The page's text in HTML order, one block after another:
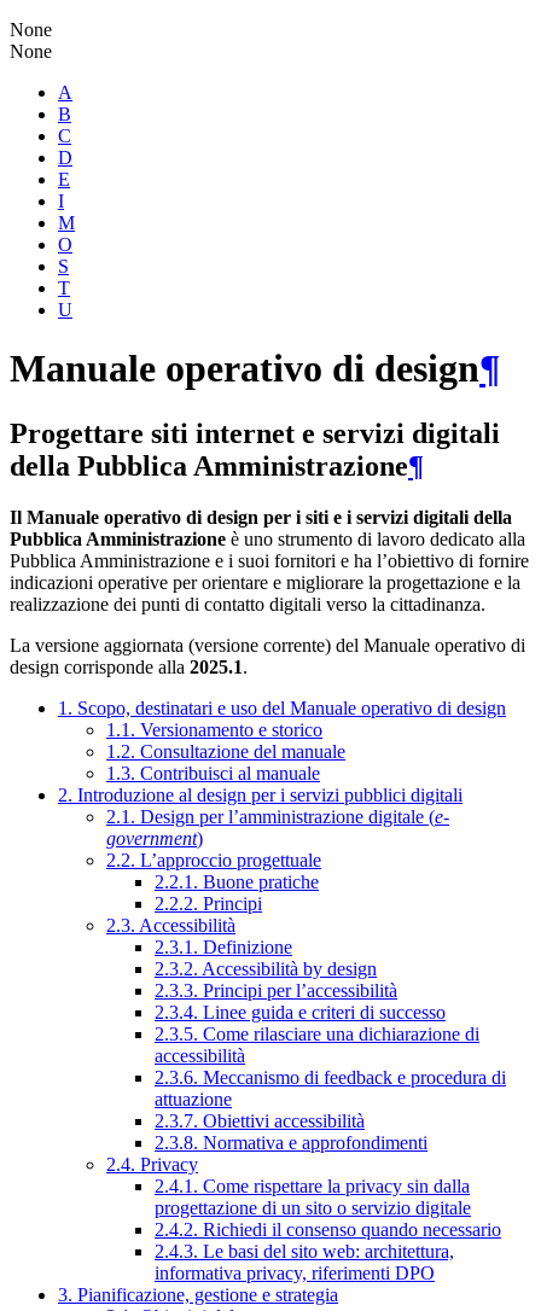
None
None
A
B
C
D
E
I
M
O
S
T
U
Manuale operativo di design¶
Progettare siti internet e servizi digitali
della Pubblica Amministrazione¶
Il Manuale operativo di design per i siti e i servizi digitali della
Pubblica Amministrazione è uno strumento di lavoro dedicato alla
Pubblica Amministrazione e i suoi fornitori e ha l’obiettivo di fornire
indicazioni operative per orientare e migliorare la progettazione e la
realizzazione dei punti di contatto digitali verso la cittadinanza.
La versione aggiornata (versione corrente) del Manuale operativo di
design corrisponde alla 2025.1.
1. Scopo, destinatari e uso del Manuale operativo di design
1.1. Versionamento e storico
1.2. Consultazione del manuale
1.3. Contribuisci al manuale
2. Introduzione al design per i servizi pubblici digitali
2.1. Design per l’amministrazione digitale (e-
government)
2.2. L’approccio progettuale
2.2.1. Buone pratiche
2.2.2. Principi
2.3. Accessibilità
2.3.1. Definizione
2.3.2. Accessibilità by design
2.3.3. Principi per l’accessibilità
2.3.4. Linee guida e criteri di successo
2.3.5. Come rilasciare una dichiarazione di
accessibilità
2.3.6. Meccanismo di feedback e procedura di
attuazione
2.3.7. Obiettivi accessibilità
2.3.8. Normativa e approfondimenti
2.4. Privacy
2.4.1. Come rispettare la privacy sin dalla
progettazione di un sito o servizio digitale
2.4.2. Richiedi il consenso quando necessario
2.4.3. Le basi del sito web: architettura,
informativa privacy, riferimenti DPO
3. Pianificazione, gestione e strategia